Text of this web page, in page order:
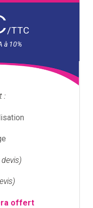
/TTC
:
offert